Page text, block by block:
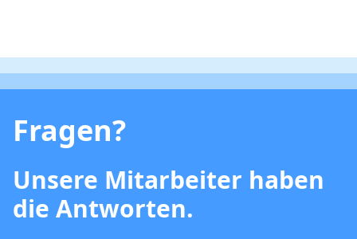
Fragen?
Unsere Mitarbeiter haben
die Antworten.